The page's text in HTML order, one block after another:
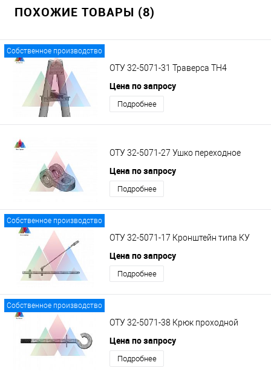
ПОХОЖИЕ ТОВАРЫ (8)
Собственное производство
ОТУ 32-5071-31 Траверса ТН4
Цена по запросу
Подробнее
ОТУ 32-5071-27 Ушко переходное
Цена по запросу
Подробнее
Собственное производство
ОТУ 32-5071-17 Кронштейн типа КУ
Цена по запросу
Подробнее
Собственное производство
ОТУ 32-5071-38 Крюк проходной
Цена по запросу
Подробнее